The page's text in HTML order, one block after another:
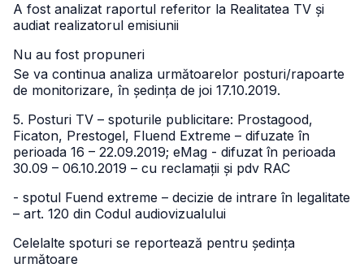
A fost analizat raportul referitor la Realitatea TV și
audiat realizatorul emisiunii
Nu au fost propuneri
Se va continua analiza următoarelor posturi/rapoarte
de monitorizare, în ședința de joi 17.10.2019.
5. Posturi TV – spoturile publicitare: Prostagood,
Ficaton, Prestogel, Fluend Extreme – difuzate în
perioada 16 – 22.09.2019; eMag - difuzat în perioada
30.09 – 06.10.2019 – cu reclamații și pdv RAC
- spotul Fuend extreme – decizie de intrare în legalitate
– art. 120 din Codul audiovizualului
Celelalte spoturi se reportează pentru ședința
următoare